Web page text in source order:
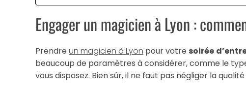
Engager un magicien à Lyon :
Prendre un magicien à Lyon pour votre soirée
beaucoup de paramètres à considérer, comme le
vous disposez. Bien sûr, il ne faut pas négliger la